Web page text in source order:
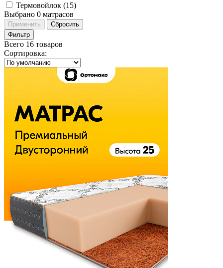
Термовойлок (15)
Выбрано 0 матрасов
Применить
Сбросить
Фильтр
Всего 16 товаров
Сортировка: